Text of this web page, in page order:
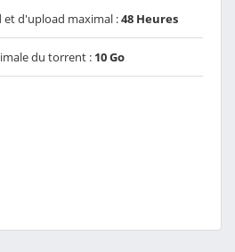
et d'upload maximal :48 Heures
du torrent : 10 Go